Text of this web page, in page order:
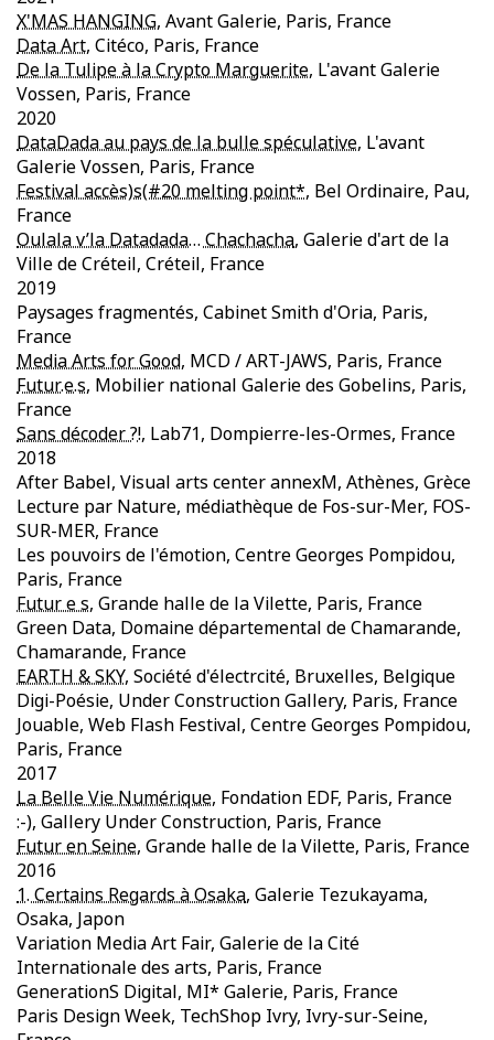
X'MAS HANGING, Avant Galerie, Paris, France
Data Art, Citéco, Paris, France
De la Tulipe à la Crypto Marguerite, L'avant Galerie
Vossen, Paris, France
2020
DataDada au pays de la bulle spéculative, L'avant
Galerie Vossen, Paris, France
Festival accès)s(#20 melting point*, Bel Ordinaire, Pau,
France
Oulala v’la Datadada… Chachacha, Galerie d'art de la
Ville de Créteil, Créteil, France
2019
Paysages fragmentés, Cabinet Smith d'Oria, Paris,
France
Media Arts for Good, MCD / ART-JAWS, Paris, France
Futur.e.s, Mobilier national Galerie des Gobelins, Paris,
France
Sans décoder ?!, Lab71, Dompierre-les-Ormes, France
2018
After Babel, Visual arts center annexM, Athènes, Grèce
Lecture par Nature, médiathèque de Fos-sur-Mer, FOS-
SUR-MER, France
Les pouvoirs de l'émotion, Centre Georges Pompidou,
Paris, France
Futur e s, Grande halle de la Vilette, Paris, France
Green Data, Domaine départemental de Chamarande,
Chamarande, France
EARTH & SKY, Société d'électrcité, Bruxelles, Belgique
Digi-Poésie, Under Construction Gallery, Paris, France
Jouable, Web Flash Festival, Centre Georges Pompidou,
Paris, France
2017
La Belle Vie Numérique, Fondation EDF, Paris, France
:-), Gallery Under Construction, Paris, France
Futur en Seine, Grande halle de la Vilette, Paris, France
2016
1. Certains Regards à Osaka, Galerie Tezukayama,
Osaka, Japon
Variation Media Art Fair, Galerie de la Cité
Internationale des arts, Paris, France
GenerationS Digital, MI* Galerie, Paris, France
Paris Design Week, TechShop Ivry, Ivry-sur-Seine,